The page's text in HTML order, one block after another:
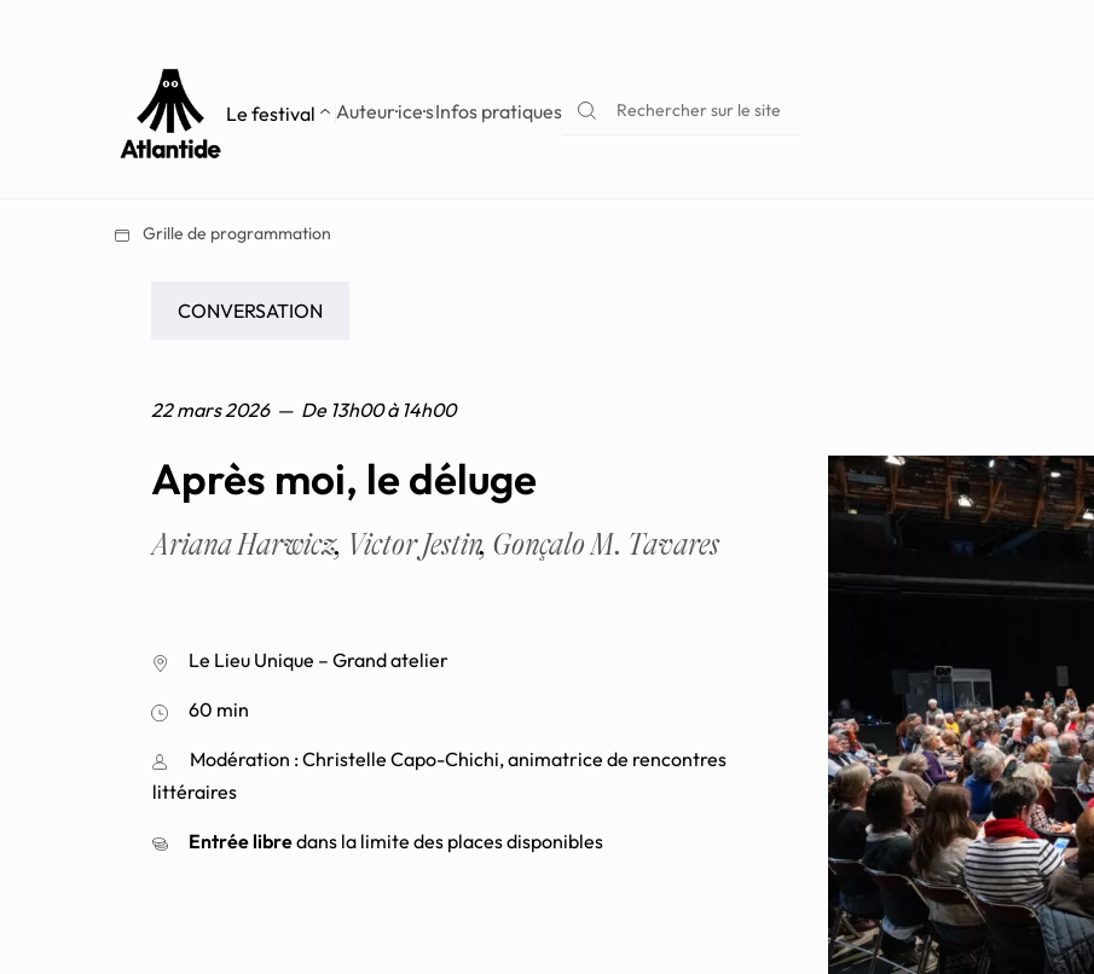
Le festival Auteur·ice·sInfos pratiques Rechercher sur le site
Grille de programmation
CONVERSATION
22 mars 2026 — De 13h00 à 14h00
Après moi, le déluge
Ariana Harwicz
, Victor Jestin
, Gonçalo M. Tavares
Le Lieu Unique – Grand atelier
60 min
Modération : Christelle Capo-Chichi, animatrice de rencontres
littéraires
Entrée libredans la limite des places disponibles